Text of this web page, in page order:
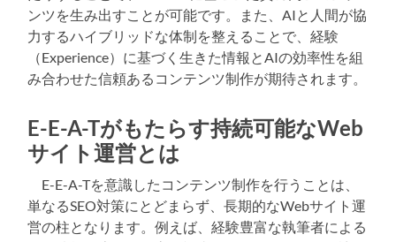
ンツを生み出すことが可能です。また、AIと人間が協
力するハイブリッドな体制を整えることで、経験
（Experience）に基づく生きた情報とAIの効率性を組
み合わせた信頼あるコンテンツ制作が期待されます。
E-E-A-Tがもたらす持続可能なWeb
サイト運営とは
E-E-A-Tを意識したコンテンツ制作を行うことは、
単なるSEO対策にとどまらず、長期的なWebサイト運
営の柱となります。例えば、経験豊富な執筆者による